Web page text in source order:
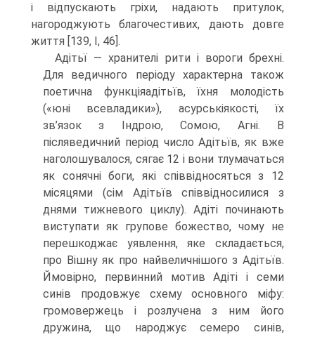
і відпускають гріхи, надають притулок,
нагороджують благочести­вих, дають довге
життя [139, I, 46].
Адітьї — хранителі рити і вороги брехні.
Для ведичного періоду характерна також
поетична функціяадітьїв, їхня молодість
(«юні всевладики»), асурськіякості, їх
зв’язок з Індрою, Сомою, Агні. В
післяведичний період число Адітьїв, як вже
наголошувалося, сягає 12 і вони тлумачаться
як сонячні боги, які співвідносяться з 12
місяцями (сім Адітьїв співвідносилися з
днями тижневого циклу). Адіті по­чинають
виступати як групове божество, чому не
перешкоджає уявлення, яке скла­дається,
про Вішну як про найвеличнішого з Адітьїв.
Ймовірно, первинний мотив Адіті і семи
синів продовжує схему основного міфу:
громовержець і розлучена з ним його
дружина, що народжує семеро синів,